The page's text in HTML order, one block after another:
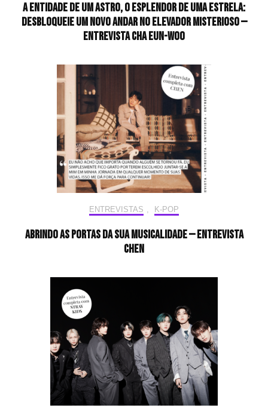
A entidade de um astro, o esplendor de uma estrela:
desbloqueie um novo andar no elevador misterioso —
Entrevista CHA EUN-WOO
ENTREVISTAS , K-POP
Abrindo as portas da sua musicalidade — Entrevista
CHEN